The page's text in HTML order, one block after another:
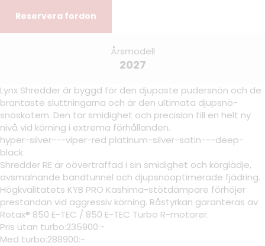
Reservera fordon
Årsmodell
2027
Lynx Shredder är byggd för den djupaste pudersnön och de
brantaste sluttningarna och är den ultimata djupsnö-
snöskotern. Den tar smidighet och precision till en helt ny
nivå vid körning i extrema förhållanden.
hyper-silver---viper-red platinum-silver-satin---deep-
black
Shredder RE är oöverträffad i sin smidighet och körglädje,
avsmalnande bandtunnel och djupsnöoptimerade fjädring.
Högkvalitatets KYB PRO Kashima-stötdämpare förhöjer
prestandan vid aggressiv körning. Råstyrkan garanteras av
Rotax® 850 E-TEC / 850 E-TEC Turbo R-motorer.
Pris utan turbo:235900:-
Med turbo:288900:-